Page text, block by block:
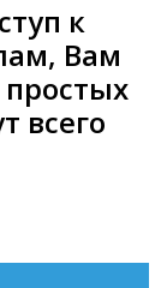
к
Вам
всего